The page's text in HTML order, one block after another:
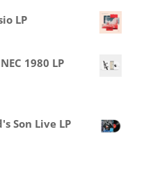
LP
1980 LP
Son Live LP